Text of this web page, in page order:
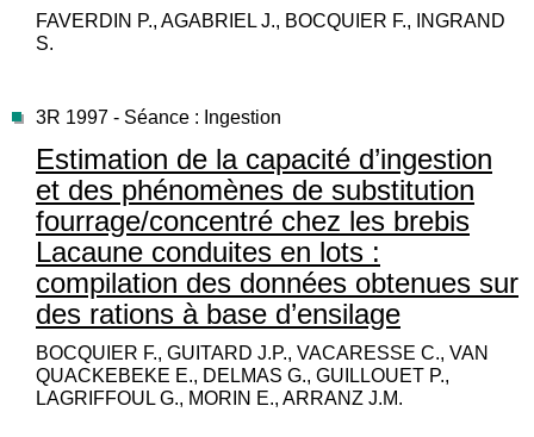
FAVERDIN P., AGABRIEL J., BOCQUIER F., INGRAND
S.
3R 1997 - Séance : Ingestion
Estimation de la capacité d’ingestion
et des phénomènes de substitution
fourrage/concentré chez les brebis
Lacaune conduites en lots :
compilation des données obtenues sur
des rations à base d’ensilage
BOCQUIER F., GUITARD J.P., VACARESSE C., VAN
QUACKEBEKE E., DELMAS G., GUILLOUET P.,
LAGRIFFOUL G., MORIN E., ARRANZ J.M.